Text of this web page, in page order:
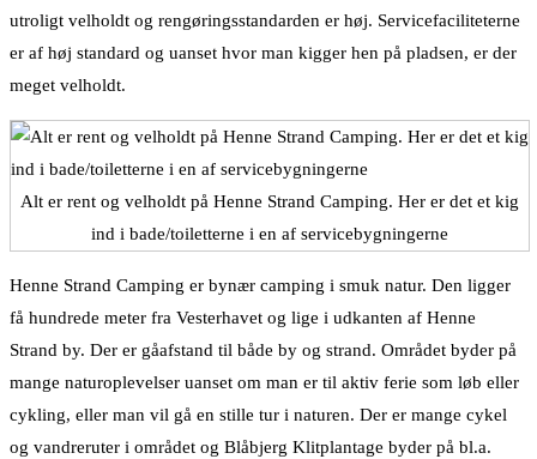
utroligt velholdt og rengøringsstandarden er høj. Servicefaciliteterne
er af høj standard og uanset hvor man kigger hen på pladsen, er der
meget velholdt.
Alt er rent og velholdt på Henne Strand Camping. Her er det et kig
ind i bade/toiletterne i en af servicebygningerne
Henne Strand Camping er bynær camping i smuk natur. Den ligger
få hundrede meter fra Vesterhavet og lige i udkanten af Henne
Strand by. Der er gåafstand til både by og strand. Området byder på
mange naturoplevelser uanset om man er til aktiv ferie som løb eller
cykling, eller man vil gå en stille tur i naturen. Der er mange cykel
og vandreruter i området og Blåbjerg Klitplantage byder på bl.a.